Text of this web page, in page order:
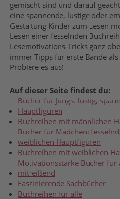
gemischt sind und darauf
eine spannende, lustige oder
Gestaltung Kinder zum Lesen
Lesen einer fesselnden
Lesemotivations-Tricks ganz
immer Tipps für erste Bände
Probiere es aus!
Auf dieser Seite findest du:
Bücher für Jungs: lustig,
Hauptfiguren
Buchreihen mit männlichen
Bücher für Mädchen:
weiblichen Hauptfiguren
Buchreihen mit weiblichen
Motivationsstarke Bücher für
mitreißend
Faszinierende Sachbücher
Buchreihen für alle